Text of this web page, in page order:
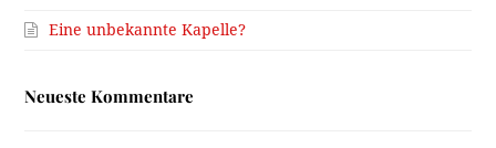
Eine unbekannte Kapelle?
Neueste Kommentare